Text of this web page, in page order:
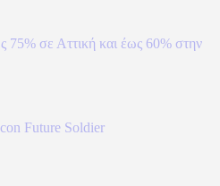
75% σε Αττική και έως 60% στην
Future Soldier